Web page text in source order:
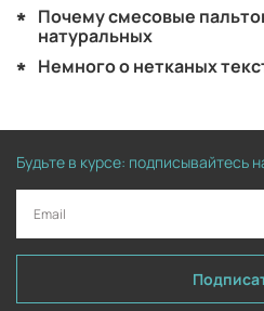
Почему смесовые
натуральных
Немного о нетканых
Будьте в курсе: подписывайтесь